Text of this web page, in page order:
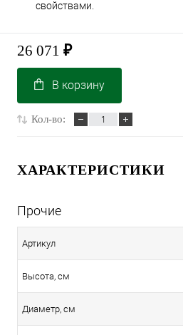
свойствами.
26 071 ₽
В корзину
Кол-во:
ХАРАКТЕРИСТИКИ
Прочие
Артикул
Высота, см
Диаметр, см